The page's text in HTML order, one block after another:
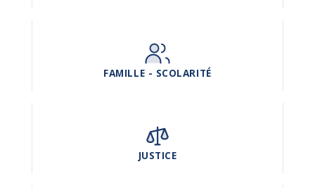
FAMILLE - SCOLARITÉ
JUSTICE